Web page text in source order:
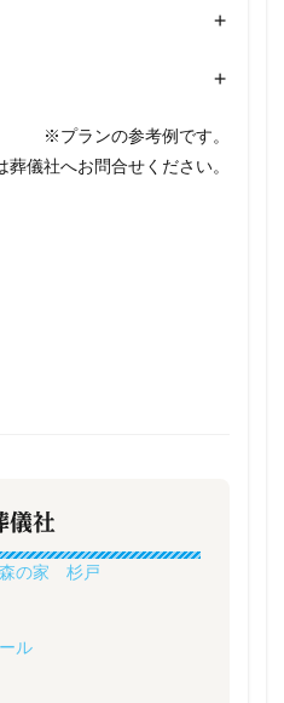
+
+
※プランの参考例です。
葬儀社へお問合せください。
儀社
の家 杉戸
ル